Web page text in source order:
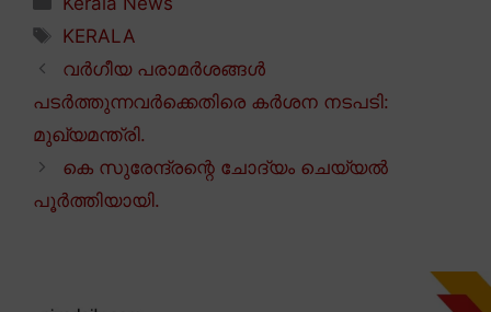
Tags
KERALA
വർഗീയ പരാമർശങ്ങൾ
പടർത്തുന്നവർക്കെതിരെ കർശന നടപടി:
മുഖ്യമന്ത്രി.
കെ സുരേന്ദ്രന്റെ ചോദ്യം ചെയ്യൽ
പൂർത്തിയായി.